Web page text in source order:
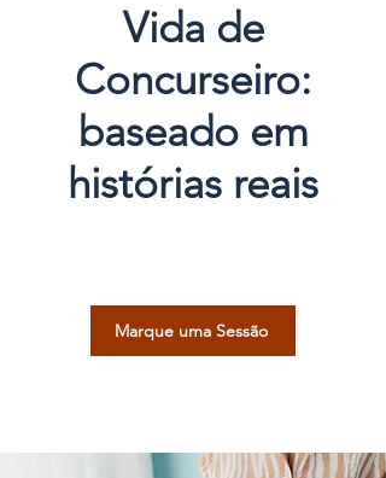
Vida de
Concurseiro:
baseado em
histórias reais
Marque uma Sessão